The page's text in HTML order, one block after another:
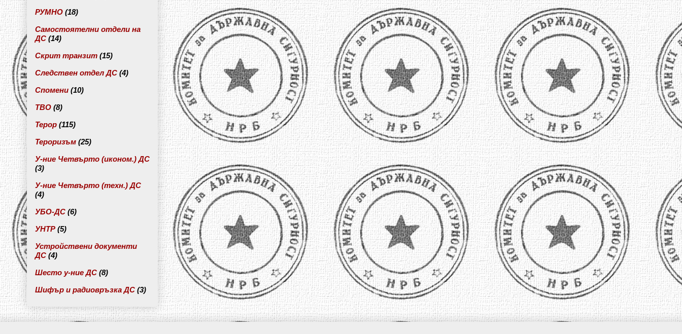
РУМНО (18)
Самостоятелни отдели на
ДС (14)
Скрит транзит (15)
Следствен отдел ДС (4)
Спомени (10)
ТВО (8)
Терор (115)
Тероризъм (25)
У-ние Четвърто (иконом.) ДС
(3)
У-ние Четвърто (техн.) ДС
(4)
УБО-ДС (6)
УНТР (5)
Устройствени документи
ДС (4)
Шесто у-ние ДС (8)
Шифър и радиовръзка ДС (3)